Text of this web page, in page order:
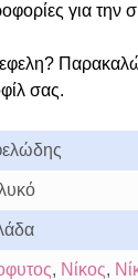
για την
σας.
, Νίκος,